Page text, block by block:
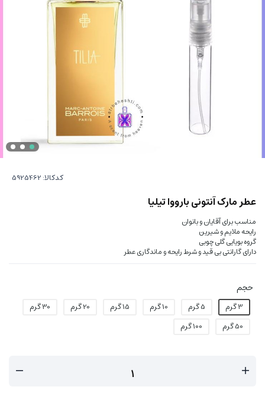
کدکالا:
عطر مارک آنتونی بارووا تیلیا
مناسب برای آقایان و بانوان
رایحه ملایم و شیرین
گروه بویایی گلی چوبی
دارای گارانتی بی قید و شرط رایحه و ماندگاری عطر
حجم
3 گرم 5 گرم 10 گرم 15 گرم 20 گرم
30 گرم
50 گرم
100 گرم